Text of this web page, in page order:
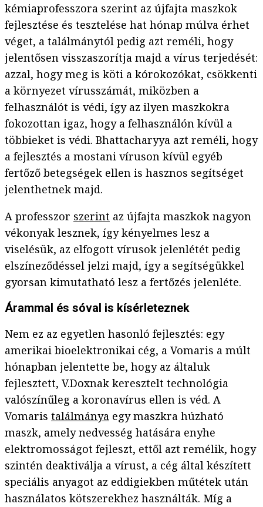
kémiaprofesszora szerint az újfajta maszkok
fejlesztése és tesztelése hat hónap múlva érhet
véget, a találmánytól pedig azt reméli, hogy
jelentősen visszaszorítja majd a vírus terjedését:
azzal, hogy meg is köti a kórokozókat, csökkenti
a környezet vírusszámát, miközben a
felhasználót is védi, így az ilyen maszkokra
fokozottan igaz, hogy a felhasználón kívül a
többieket is védi. Bhattacharyya azt reméli, hogy
a fejlesztés a mostani víruson kívül egyéb
fertőző betegségek ellen is hasznos segítséget
jelenthetnek majd.
A professzor szerint az újfajta maszkok nagyon
vékonyak lesznek, így kényelmes lesz a
viselésük, az elfogott vírusok jelenlétét pedig
elszíneződéssel jelzi majd, így a segítségükkel
gyorsan kimutatható lesz a fertőzés jelenléte.
Árammal és sóval is kísérleteznek
Nem ez az egyetlen hasonló fejlesztés: egy
amerikai bioelektronikai cég, a Vomaris a múlt
hónapban jelentette be, hogy az általuk
fejlesztett, V.Doxnak keresztelt technológia
valószínűleg a koronavírus ellen is véd. A
Vomaris találmánya egy maszkra húzható
maszk, amely nedvesség hatására enyhe
elektromosságot fejleszt, ettől azt remélik, hogy
szintén deaktiválja a vírust, a cég által készített
speciális anyagot az eddigiekben műtétek után
használatos kötszerekhez használták. Míg a